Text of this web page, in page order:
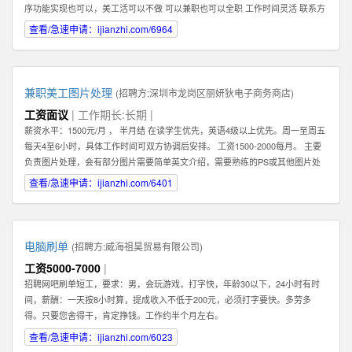
序功能实现也可以，美工活可以不做 可以兼职也可以全职 工作时间灵活 联系方
式 李经理 工作区域：浑南新区-全运路 详细地址：沈中大街28号
查看/急速申请：ijianzhi.com/6964
兼职美工图片处理 (招聘方:深圳市龙岗区丽妍狄电子商务商店)
工资面议 | 工作期长:长期 |
薪资水平：1500元/月 ， 半月结 在读学生优先，英语4级以上优先。周一至周五
每天4至6小时，具体工作时间可双方协调后安排。 工资1500-2000每月。 主要
负责图片处理，会有部分图片需要简单英文介绍，需要熟练的PS或其他图片处
理软件。 可以在家办公，图片处理过程中需要有一定的想法和创新。 联系人：
肖女士 公司地址：龙岗中心城
查看/急速申请：ijianzhi.com/6401
电脑刷单 (招聘方:威海祖昊贸易有限公司)
工资5000-7000 |
招聘网吧刷单短工，要求：男，会玩游戏，打字快，年龄30以下，24小时有时
间，薪酬：一天按8小时算，提成收入不低于200元，必须打字要快。多劳多
得。只要您舍得干，肯定挣钱。工作约半个月左右。
查看/急速申请：ijianzhi.com/6023